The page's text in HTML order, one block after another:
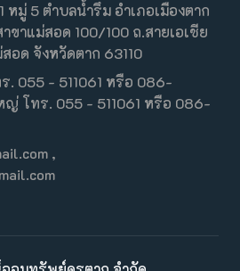
มู่ 5 ตำบลน้ำรึม อำเภอเมืองตาก
าแม่สอด 100/100 ถ.สายเอเชีย
อด จังหวัดตาก 63110
. 055 - 511061 หรือ 086-
โทร. 055 - 511061 หรือ 086-
,